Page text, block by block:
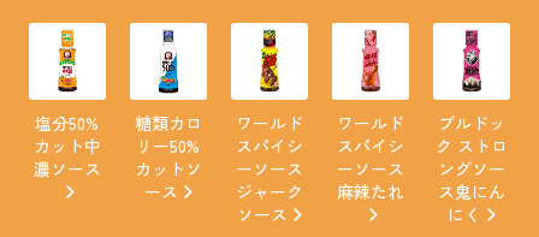
塩分50%
カット中
濃ソース
糖類カロ
リー50%
カットソ
ース
ワールド
スパイシ
ーソース
ジャーク
ソース
ワールド
スパイシ
ーソース
麻辣たれ
ブルドッ
ク ストロ
ングソー
ス鬼にん
にく